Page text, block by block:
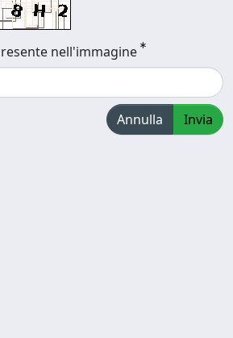
nell'immagine
Annulla Invia